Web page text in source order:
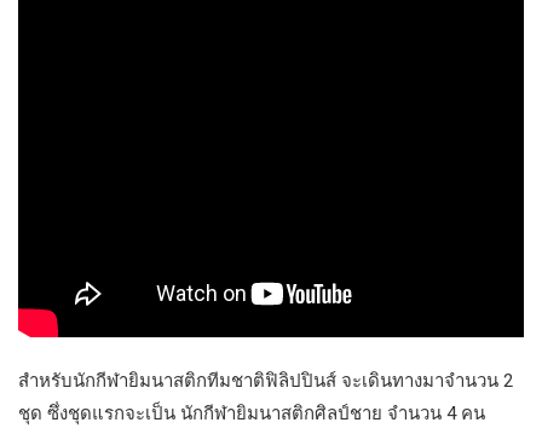
สำหรับนักกีฬายิมนาสติกทีมชาติฟิลิปปินส์ จะเดินทางมาจำนวน 2
ชุด ซึ่งชุดแรกจะเป็น นักกีฬายิมนาสติกศิลป์ชาย จำนวน 4 คน